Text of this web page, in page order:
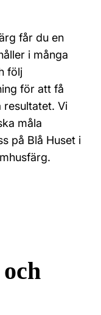
får du en
i många
följ
för att få
resultatet. Vi
måla
på Blå Huset i